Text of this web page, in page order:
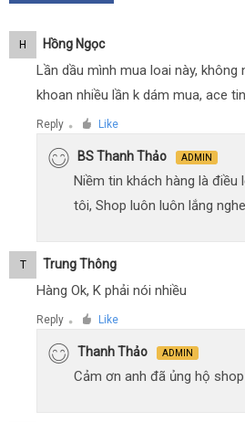
H Hồng Ngọc
Lần dầu mình mua loai này, không
khoan nhiều lần k dám mua, ace
Reply ● Like
BS Thanh Thảo ADMIN
Niềm tin khách hàng là điều
tôi, Shop luôn luôn lắng nghe
T Trung Thông
Hàng Ok, K phải nói nhiều
Reply ● Like
Thanh Thảo ADMIN
Cảm ơn anh đã ủng hộ shop